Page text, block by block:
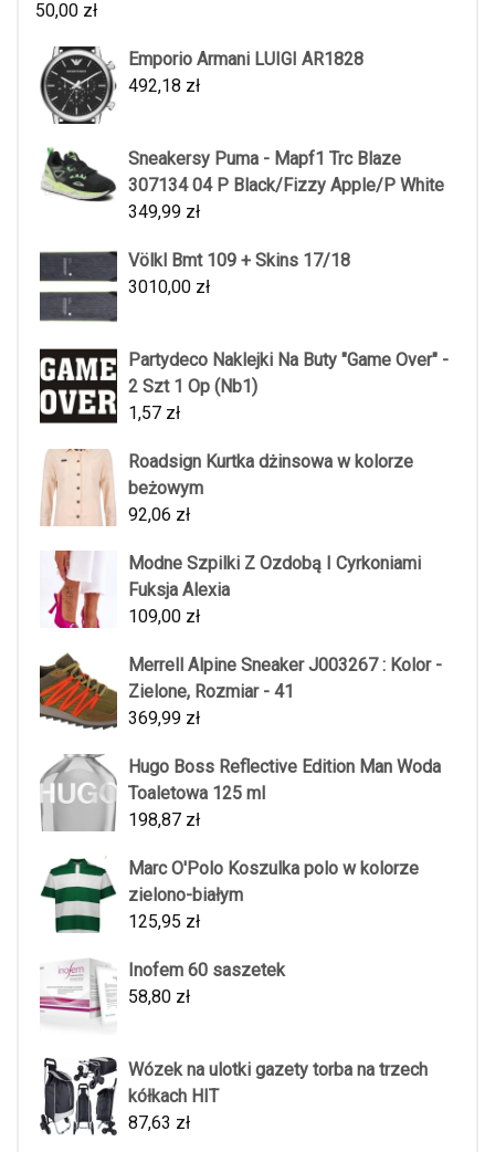
50,00 zł
Emporio Armani LUIGI AR1828
492,18 zł
Sneakersy Puma - Mapf1 Trc Blaze
307134 04 P Black/Fizzy Apple/P White
349,99 zł
Völkl Bmt 109 + Skins 17/18
3010,00 zł
Partydeco Naklejki Na Buty "Game Over" -
2 Szt 1 Op (Nb1)
1,57 zł
Roadsign Kurtka dżinsowa w kolorze
beżowym
92,06 zł
Modne Szpilki Z Ozdobą I Cyrkoniami
Fuksja Alexia
109,00 zł
Merrell Alpine Sneaker J003267 : Kolor -
Zielone, Rozmiar - 41
369,99 zł
Hugo Boss Reflective Edition Man Woda
Toaletowa 125 ml
198,87 zł
Marc O'Polo Koszulka polo w kolorze
zielono-białym
125,95 zł
Inofem 60 saszetek
58,80 zł
Wózek na ulotki gazety torba na trzech
kółkach HIT
87,63 zł